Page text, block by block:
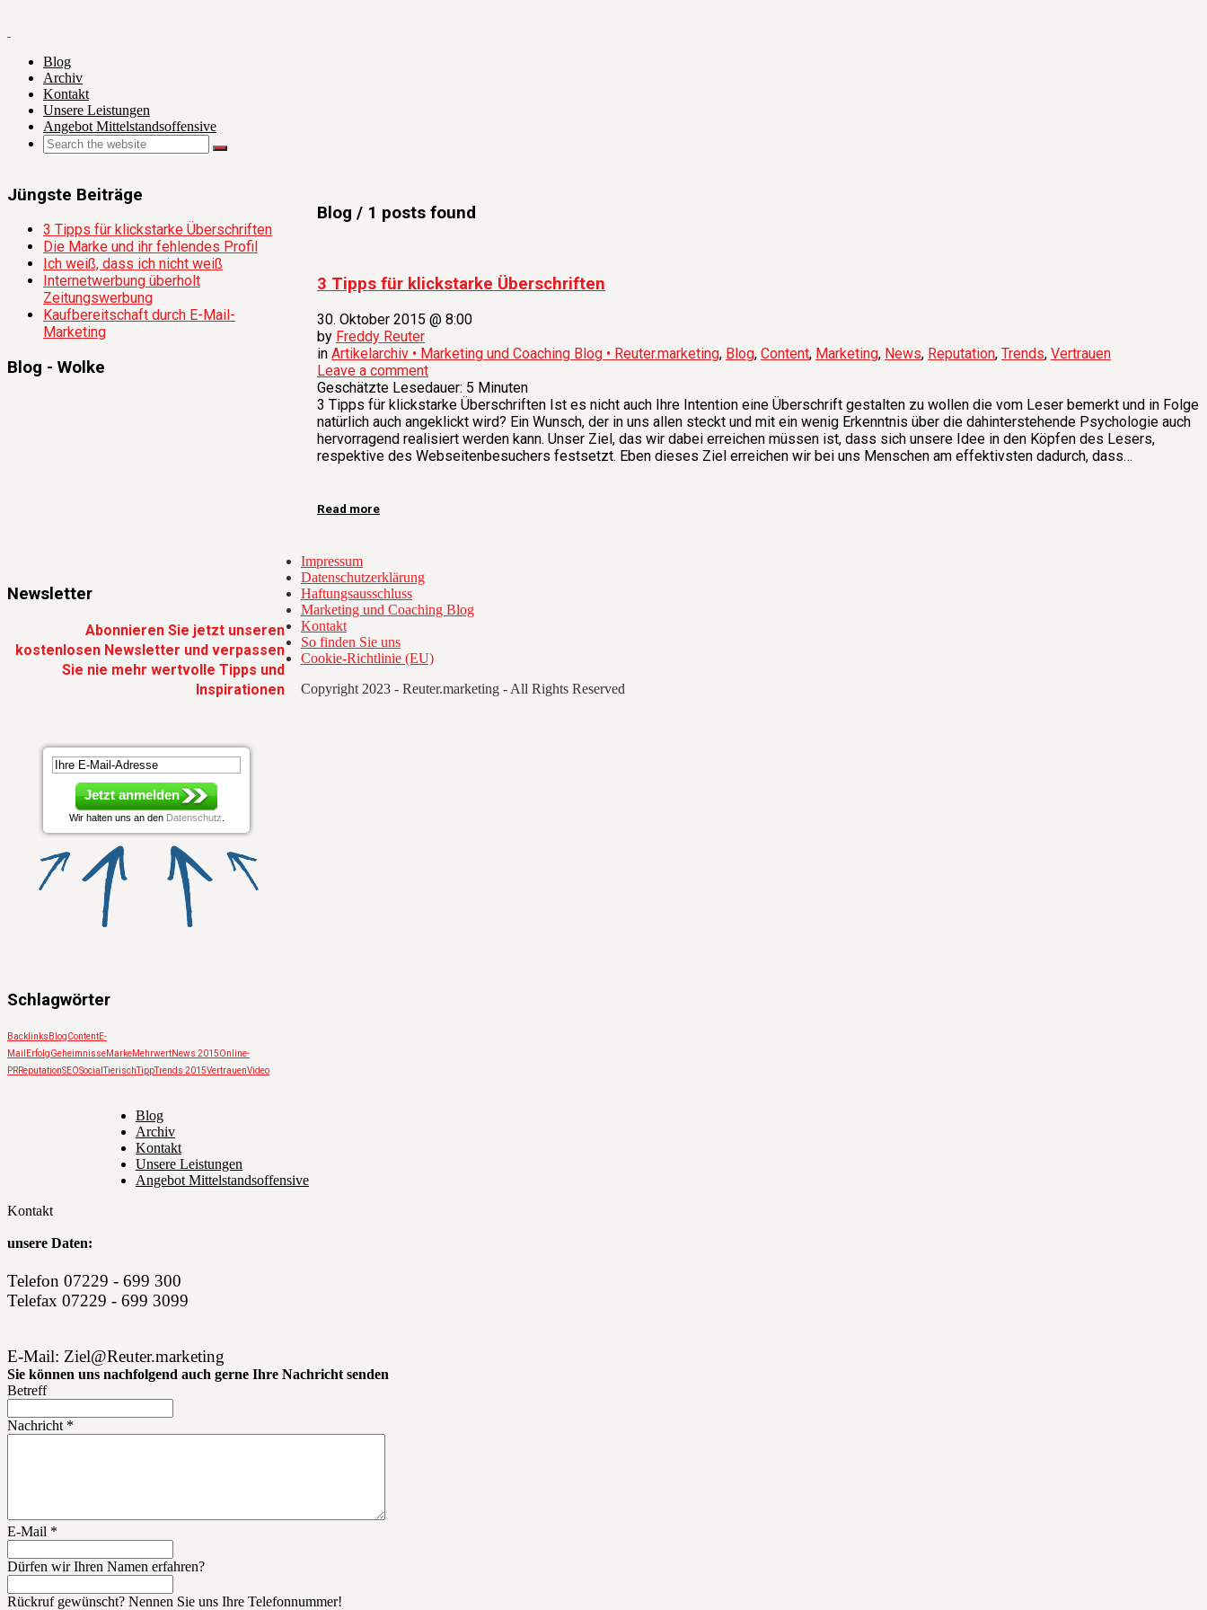
Blog
Archiv
Kontakt
Unsere Leistungen
Angebot Mittelstandsoffensive
Jüngste Beiträge
3 Tipps für klickstarke Überschriften
Die Marke und ihr fehlendes Profil
Ich weiß, dass ich nicht weiß
Internetwerbung überholt
Zeitungswerbung
Kaufbereitschaft durch E-Mail-
Marketing
Blog - Wolke
Newsletter
Abonnieren Sie jetzt unseren
kostenlosen Newsletter und verpassen
Sie nie mehr wertvolle Tipps und
Inspirationen
Schlagwörter
Backlinks BlogContentE-
Mail ErfolgGeheimnisseMarkeMehrwertNews 2015Online-
PRReputationSEOSocial Tierisch Tipp Trends 2015VertrauenVideo
Blog / 1 posts found
3 Tipps für klickstarke Überschriften
30. Oktober 2015 @ 8:00
by Freddy Reuter
in Artikelarchiv • Marketing und Coaching Blog • Reuter.marketing, Blog, Content, Marketing, News, Reputation, Trends, Vertrauen
Leave a comment
Geschätzte Lesedauer: 5 Minuten
3 Tipps für klickstarke Überschriften Ist es nicht auch Ihre Intention eine Überschrift gestalten zu wollen die vom Leser bemerkt und in Folge
natürlich auch angeklickt wird? Ein Wunsch, der in uns allen steckt und mit ein wenig Erkenntnis über die dahinterstehende Psychologie auch
hervorragend realisiert werden kann. Unser Ziel, das wir dabei erreichen müssen ist, dass sich unsere Idee in den Köpfen des Lesers,
respektive des Webseitenbesuchers festsetzt. Eben dieses Ziel erreichen wir bei uns Menschen am effektivsten dadurch, dass…
Read more
Impressum
Datenschutzerklärung
Haftungsausschluss
Marketing und Coaching Blog
Kontakt
So finden Sie uns
Cookie-Richtlinie (EU)
Copyright 2023 - Reuter.marketing - All Rights Reserved
Blog
Archiv
Kontakt
Unsere Leistungen
Angebot Mittelstandsoffensive
Kontakt
unsere Daten:
Telefon 07229 - 699 300
Telefax 07229 - 699 3099
E-Mail: Ziel@Reuter.marketing
Sie können uns nachfolgend auch gerne Ihre Nachricht senden
Betreff
Nachricht *
E-Mail *
Dürfen wir Ihren Namen erfahren?
Rückruf gewünscht? Nennen Sie uns Ihre Telefonnummer!